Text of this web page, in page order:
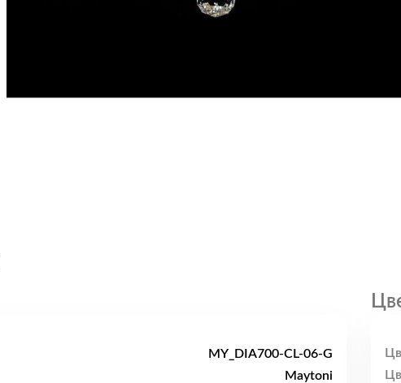
MY_DIA700-CL-06-G
Maytoni